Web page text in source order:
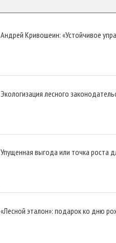
Андрей Кривошеин: «Устойчивое
Экологизация лесного
Упущенная выгода или точка роста
«Лесной эталон»: подарок ко дню